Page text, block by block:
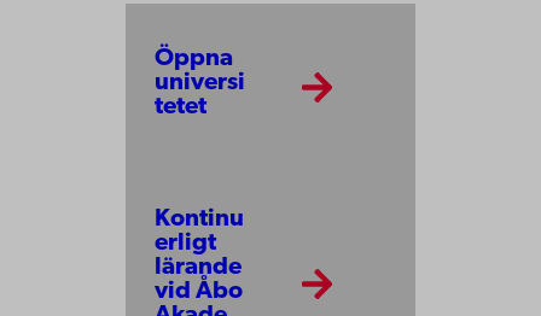
Öppna
universi
tetet
Kontinu
erligt
lärande
vid Åbo